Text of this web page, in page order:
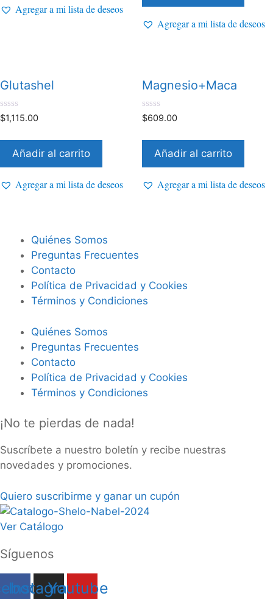
Agregar a mi lista de deseos
Agregar a mi lista de deseos
Glutashel
0
d
5
$1,115.00
Añadir al carrito
Agregar a mi lista de deseos
Magnesio+Maca
0
d
5
$609.00
Añadir al carrito
Agregar a mi lista de deseos
Quiénes Somos
Preguntas Frecuentes
Contacto
Política de Privacidad y Cookies
Términos y Condiciones
Quiénes Somos
Preguntas Frecuentes
Contacto
Política de Privacidad y Cookies
Términos y Condiciones
¡No te pierdas de nada!
Suscríbete a nuestro boletín y recibe nuestras
novedades y promociones.
Quiero suscribirme y ganar un cupón
Ver Catálogo
Síguenos
Instagram
Youtube